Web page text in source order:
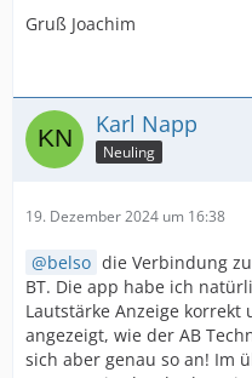
Gruß Joachim
Karl Napp
Neuling
19. Dezember 2024 um 16:38
belso die Verbindung
BT. Die app habe ich
Lautstärke Anzeige korrekt
angezeigt, wie der AB
sich aber genau so an! Im